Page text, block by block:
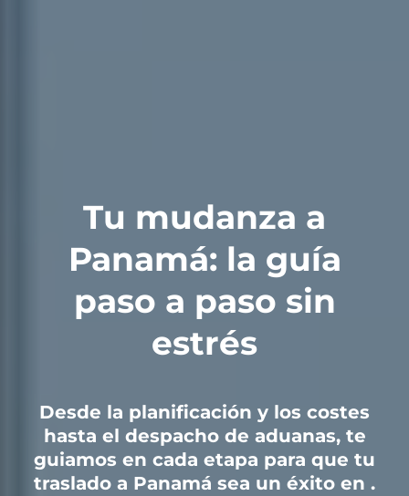
Tu mudanza a
Panamá: la guía
paso a paso sin
estrés
Desde la planificación y los costes
hasta el despacho de aduanas, te
guiamos en cada etapa para que tu
traslado a Panamá sea un éxito en .